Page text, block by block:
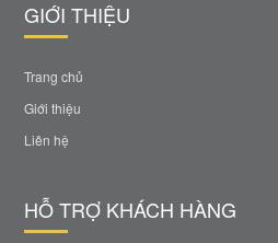
GIỚI THIỆU
Trang chủ
Giới thiệu
Liên hệ
HỖ TRỢ KHÁCH HÀNG